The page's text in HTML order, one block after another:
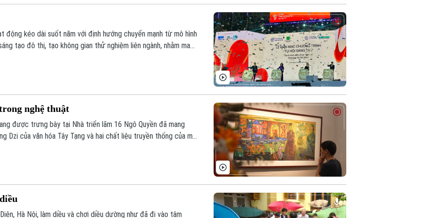
động kéo dài suốt năm với định hướng chuyển mạnh từ mô hình
tạo đô thị, tạo không gian thử nghiệm liên ngành, nhằm mang
nghệ thuật
được trưng bày tại Nhà triển lãm 16 Ngô Quyền đã mang
Dzi của văn hóa Tây Tạng và hai chất liệu truyền thống của mỹ
Hà Nội, làm diều và chơi diều dường như đã đi vào tâm